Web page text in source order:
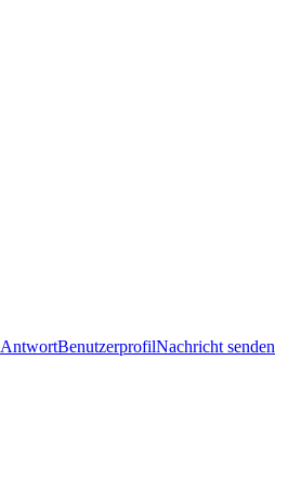
AntwortBenutzerprofilNachricht senden